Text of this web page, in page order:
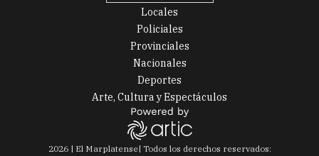
Locales
Policiales
Provinciales
Nacionales
Deportes
Arte, Cultura y Espectáculos
2026| El Marplatense| Todos los derechos reservados: